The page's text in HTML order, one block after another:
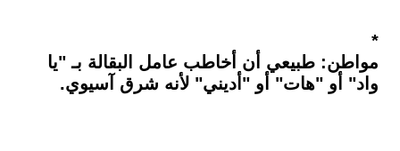
*
مواطن: طبيعي أن أخاطب عامل البقالة بـ "يا
واد" أو "هات" أو "أديني" لأنه شرق آسيوي.